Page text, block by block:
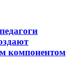
компонентом